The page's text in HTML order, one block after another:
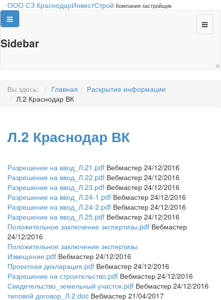
ООО СЗ КраснодарИнвестСтрой Компания застройщик
Sidebar
×
Вы здесь: Главная
Раскрытие информации
Л.2 Краснодар ВК
Л.2 Краснодар ВК
Разрешение на ввод_Л.21.pdf Вебмастер 24/12/2016
Разрешение на ввод_Л.22.pdf Вебмастер 24/12/2016
Разрешение на ввод_Л.23.pdf Вебмастер 24/12/2016
Разрешение на ввод_Л.24-1.pdf Вебмастер 24/12/2016
Разрешение на ввод_Л.24-2.pdf Вебмастер 24/12/2016
Разрешение на ввод_Л.25.pdf Вебмастер 24/12/2016
Положительное заключение экспертизы.pdf Вебмастер
24/12/2016
Положительное заключение экспертизы
Извещение.pdf Вебмастер 24/12/2016
Проектная декларация.pdf Вебмастер 24/12/2016
Разрешение на строительство.pdf Вебмастер 24/12/2016
Свидетельство_земельный участок.pdf Вебмастер 24/12/2016
типовой договор_Л.2.doc Вебмастер 21/04/2017